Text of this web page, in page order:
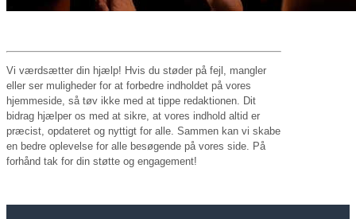
Vi værdsætter din hjælp! Hvis du støder på fejl, mangler
eller ser muligheder for at forbedre indholdet på vores
hjemmeside, så tøv ikke med at tippe redaktionen. Dit
bidrag hjælper os med at sikre, at vores indhold altid er
præcist, opdateret og nyttigt for alle. Sammen kan vi skabe
en bedre oplevelse for alle besøgende på vores side. På
forhånd tak for din støtte og engagement!